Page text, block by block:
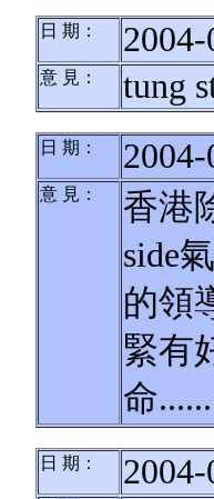
日 期：
意 見： tung
日 期：
意 見：
香港
side
的領
緊有
命
日 期：